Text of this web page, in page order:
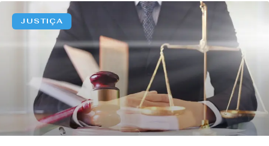
JUSTIÇA